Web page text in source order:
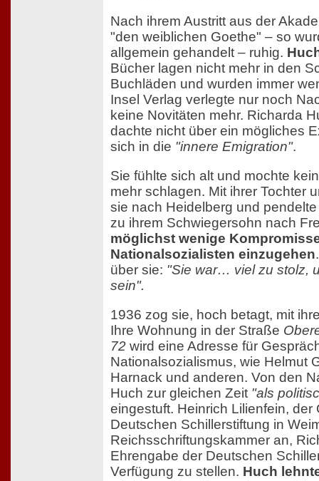
Nach ihrem Austritt aus der
"den weiblichen Goethe" – so
allgemein gehandelt – ruhig.
Bücher lagen nicht mehr in den
Buchläden und wurden immer
Insel Verlag verlegte nur noch
keine Novitäten mehr. Richarda
dachte nicht über ein mögliches
sich in die "innere Emigration".
Sie fühlte sich alt und mochte
mehr schlagen. Mit ihrer Tochter
sie nach Heidelberg und
zu ihrem Schwiegersohn nach
möglichst wenige
Nationalsozialisten einzugehen
über sie: "Sie war… viel zu stolz,
sein".
1936 zog sie, hoch betagt, mit
Ihre Wohnung in der Straße
72 wird eine Adresse für
Nationalsozialismus, wie Helmut
Harnack und anderen. Von den
Huch zur gleichen Zeit "als
eingestuft. Heinrich Lilienfein, der
Deutschen Schillerstiftung in
Reichsschriftungskammer an,
Ehrengabe der Deutschen
Verfügung zu stellen. Huch